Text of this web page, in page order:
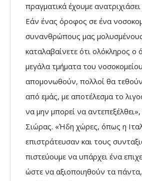
πραγματικά έχουμε ανατριχιάσει
Εάν ένας όροφος σε ένα
συνανθρώπους μας
καταλαβαίνετε ότι ολόκληρος ο
μεγάλα τμήματα του
απομονωθούν, πολλοί θα
από εμάς, με αποτέλεσμα το
να μην μπορεί να αντεπεξέλθει»,
Σιώρας. «Ήδη χώρες, όπως η
επιστράτευσαν και τους
πιστεύουμε να υπάρχει ένα
ώστε να αξιοποιηθούν τα πάντα,